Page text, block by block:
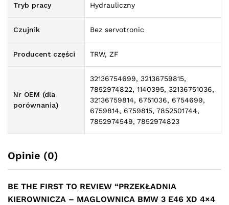
Tryb pracy Hydrauliczny
Czujnik Bez servotronic
Producent części TRW, ZF
Nr OEM (dla
porównania)
32136754699, 32136759815,
7852974822, 1140395, 32136751036,
32136759814, 6751036, 6754699,
6759814, 6759815, 7852501744,
7852974549, 7852974823
Opinie (0)
BE THE FIRST TO REVIEW “PRZEKŁADNIA
KIEROWNICZA – MAGLOWNICA BMW 3 E46 XD 4×4